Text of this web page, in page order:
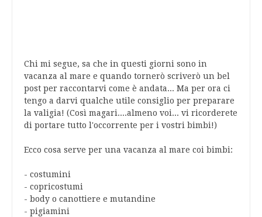
Chi mi segue, sa che in questi giorni sono in
vacanza al mare e quando tornerò scriverò un bel
post per raccontarvi come è andata... Ma per ora ci
tengo a darvi qualche utile consiglio per preparare
la valigia! (Così magari....almeno voi... vi ricorderete
di portare tutto l'occorrente per i vostri bimbi!)
Ecco cosa serve per una vacanza al mare coi bimbi:
- costumini
- copricostumi
- body o canottiere e mutandine
- pigiamini